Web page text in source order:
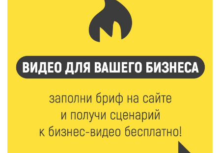
Арбуз без риска: на что обратить внимание при
покупке — советы Роскачества
8 Авг 2026 10:21 483
Виталий Королев рассказал о доступном спорте
для жителей Верхневолжья
«Эстафету чемпионов» провели на площади
Оленинского Дома культуры